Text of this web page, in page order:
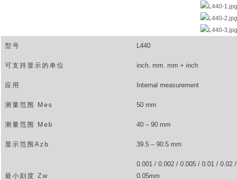
型号 L440
可支持显示的单位 inch. mm. mm + inch
应用 Internal measurement
测量范围 Mes 50 mm
测量范围 Meb 40 – 90 mm
显示范围 Azb 39.5 – 90.5 mm
最小刻度 Zw
0.001 / 0.002 / 0.005 / 0.01 / 0.02 /
0.05mm